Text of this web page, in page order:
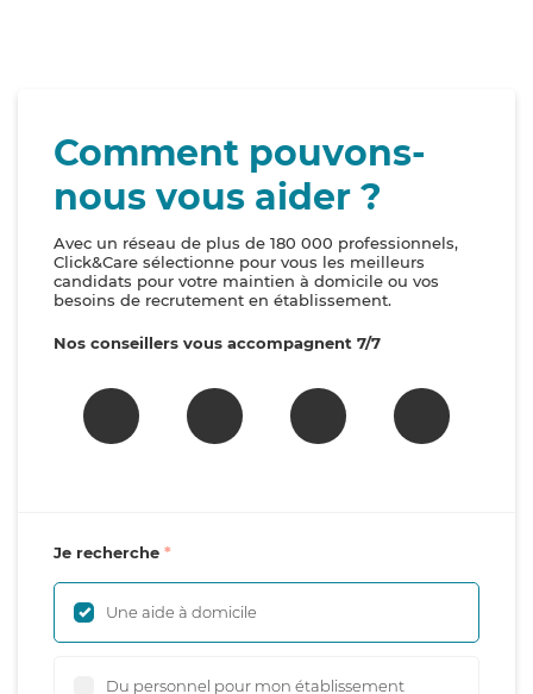
Comment pouvons-
nous vous aider ?
Avec un réseau de plus de 180 000 professionnels,
Click&Care sélectionne pour vous les meilleurs
candidats pour votre maintien à domicile ou vos
besoins de recrutement en établissement.
Nos conseillers vous accompagnent 7/7
Je recherche
Une aide à domicile
Du personnel pour mon établissement